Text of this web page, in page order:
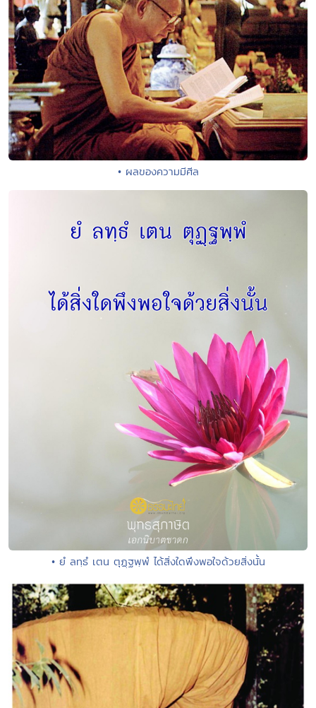
• ผลของความมีศีล
• ยํ ลทฺธํ เตน ตุฏฺฐพฺพํ ได้สิ่งใดพึงพอใจด้วยสิ่งนั้น